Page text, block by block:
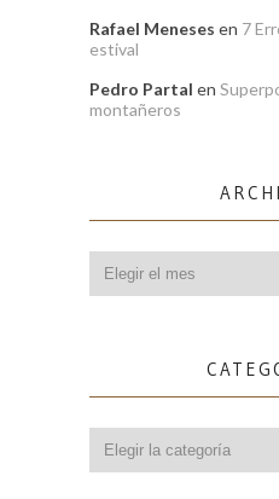
Rafael Meneses en 7
estival
Pedro Partal en
montañeros